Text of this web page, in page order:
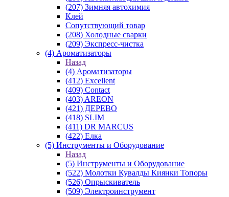
(207) Зимняя автохимия
Клей
Сопутствующий товар
(208) Холодные сварки
(209) Экспреcс-чистка
(4) Ароматизаторы
Назад
(4) Ароматизаторы
(412) Excellent
(409) Contact
(403) AREON
(421) ДЕРЕВО
(418) SLIM
(411) DR MARCUS
(422) Елка
(5) Инструменты и Оборудование
Назад
(5) Инструменты и Оборудование
(522) Молотки Кувалды Киянки Топоры
(526) Опрыскиватель
(509) Электроинструмент